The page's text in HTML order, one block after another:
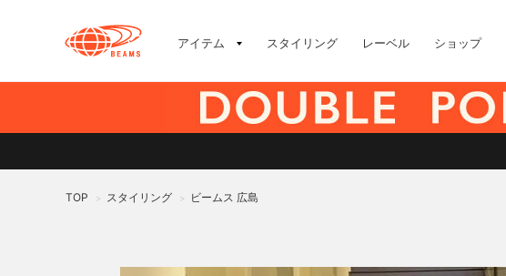
アイテム スタイリング レーベル ショップ
TOP > スタイリング > ビームス 広島